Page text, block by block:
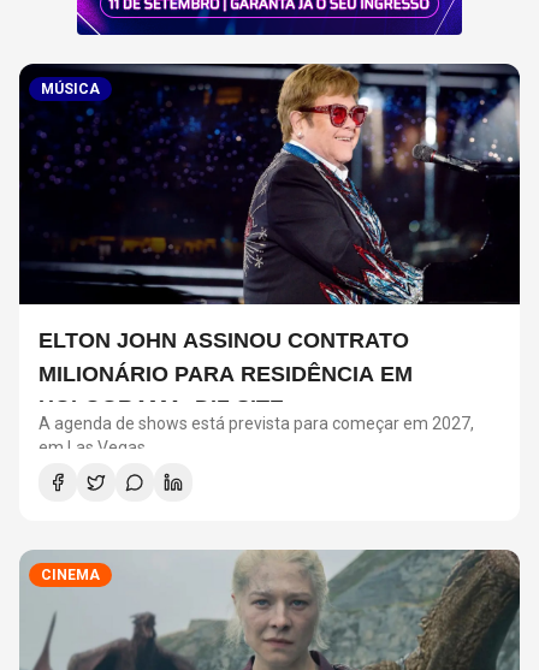
MÚSICA
ELTON JOHN ASSINOU CONTRATO
MILIONÁRIO PARA RESIDÊNCIA EM
HOLOGRAMA, DIZ SITE
A agenda de shows está prevista para começar em 2027,
em Las Vegas
CINEMA